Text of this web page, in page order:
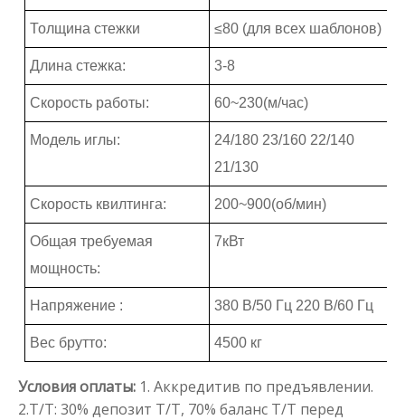
Толщина стежки ≤80 (для всех шаблонов)
Длина стежка: 3-8
Скорость работы: 60~230(м/час)
Модель иглы:
24/180 23/160 22/140
21/130
Скорость квилтинга: 200~900(об/мин)
Общая требуемая
мощность:
7кВт
Напряжение : 380 В/50 Гц 220 В/60 Гц
Вес брутто: 4500 кг
Условия оплаты: 1. Аккредитив по предъявлении.
2.T/T: 30% депозит T/T, 70% баланс T/T перед